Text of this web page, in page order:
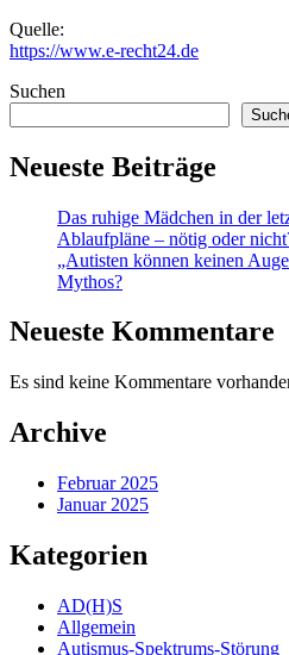
Quelle:
https://www.e-recht24.de
Suchen
Neueste Beiträge
Das ruhige Mädchen in der
Ablaufpläne – nötig oder
„Autisten können keinen
Mythos?
Neueste Kommentare
Es sind keine Kommentare
Archive
Februar 2025
Januar 2025
Kategorien
AD(H)S
Allgemein
Autismus-Spektrums-Störung